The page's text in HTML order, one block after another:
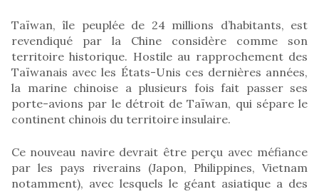
Taïwan, île peuplée de 24 millions d’habitants, est
revendiqué par la Chine considère comme son
territoire historique. Hostile au rapprochement des
Taïwanais avec les États-Unis ces dernières années,
la marine chinoise a plusieurs fois fait passer ses
porte-avions par le détroit de Taïwan, qui sépare le
continent chinois du territoire insulaire.
Ce nouveau navire devrait être perçu avec méfiance
par les pays riverains (Japon, Philippines, Vietnam
notamment), avec lesquels le géant asiatique a des